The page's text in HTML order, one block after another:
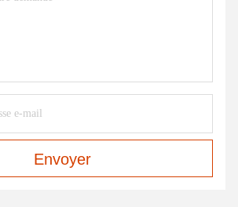
Envoyer